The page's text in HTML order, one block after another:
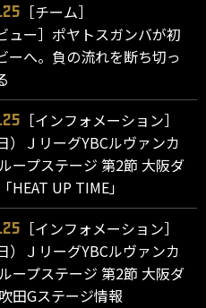
［チーム］
ュー］ポヤトスガンバが初
ーへ。負の流れを断ち切っ
［インフォメーション］
）ＪリーグYBCルヴァンカ
ープステージ 第2節 大阪ダ
HEAT UP TIME」
［インフォメーション］
）ＪリーグYBCルヴァンカ
ープステージ 第2節 大阪ダ
田Gステージ情報